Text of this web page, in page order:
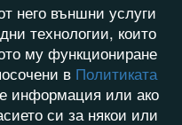
него външни услуги
технологии, които
му функциониране
в Политиката
информация или ако
си за някои или